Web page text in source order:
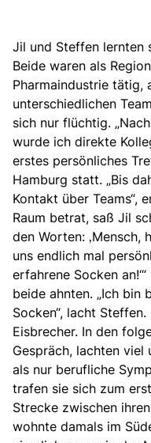
Jil und Steffen lernten
Beide waren als
Pharmaindustrie tätig,
unterschiedlichen
sich nur flüchtig.
wurde ich direkte
erstes persönliches
Hamburg statt. „Bis
Kontakt über Teams“,
Raum betrat, saß Jil
den Worten:
uns endlich mal
erfahrene Socken
beide ahnten. „Ich bin
Socken“, lacht
Eisbrecher. In den
Gespräch, lachten viel
als nur berufliche
trafen sie sich zum
Strecke zwischen
wohnte damals im